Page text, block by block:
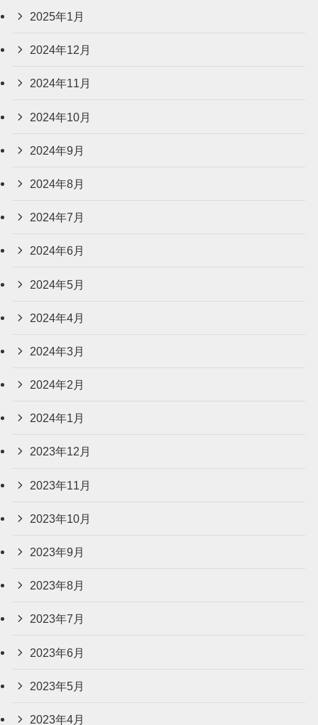
2025年1月
2024年12月
2024年11月
2024年10月
2024年9月
2024年8月
2024年7月
2024年6月
2024年5月
2024年4月
2024年3月
2024年2月
2024年1月
2023年12月
2023年11月
2023年10月
2023年9月
2023年8月
2023年7月
2023年6月
2023年5月
2023年4月